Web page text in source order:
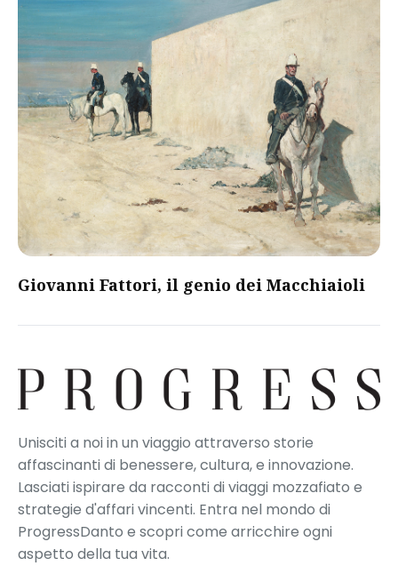
Giovanni Fattori, il genio dei Macchiaioli
Unisciti a noi in un viaggio attraverso storie
affascinanti di benessere, cultura, e innovazione.
Lasciati ispirare da racconti di viaggi mozzafiato e
strategie d'affari vincenti. Entra nel mondo di
ProgressDanto e scopri come arricchire ogni
aspetto della tua vita.